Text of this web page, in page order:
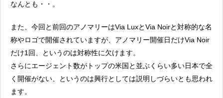
なんとも・・。
また、今回と前回のアノマリーはVia LuxとVia Noirと対称的な名
称やロゴで開催されていますが、アノマリー開催日だけVia Noir
だけ1回、というのは対称性に欠けます。
さらにエージェント数がトップの米国と並ぶくらい多い日本で全
く開催がない、というのは興行としては説明しづらいとも思われ
ます。